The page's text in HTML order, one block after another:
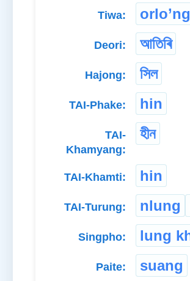
Tiwa: orlo’ng
Deori: আতিৰি
Hajong: সিল
TAI-Phake: hin
TAI-
Khamyang:
হীন
TAI-Khamti: hin
TAI-Turung: nlung
Singpho: lung
Paite: suang